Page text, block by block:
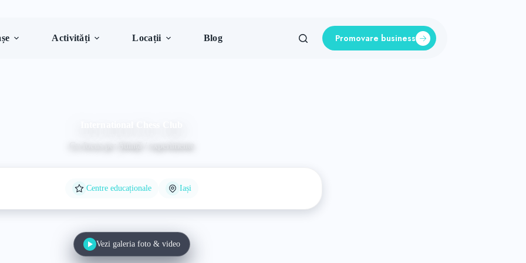
Activități Locații Blog Promovare business
Cu focus pe: Știință / experimente
Centre educaționale Iași
Vezi galeria foto & video